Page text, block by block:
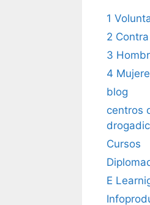
1
2
3
4
blog
centros
Cursos
E